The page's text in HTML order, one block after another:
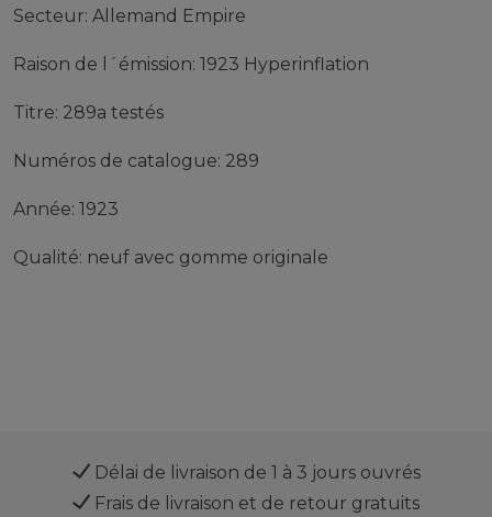
Secteur: Allemand Empire
Raison de l´émission: 1923 Hyperinflation
Titre: 289a testés
Numéros de catalogue: 289
Année: 1923
Qualité: neuf avec gomme originale
Délai de livraison de 1 à 3 jours ouvrés
Frais de livraison et de retour gratuits